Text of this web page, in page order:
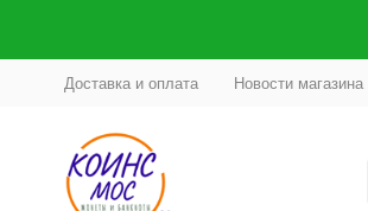
Доставка и оплата Новости магазина